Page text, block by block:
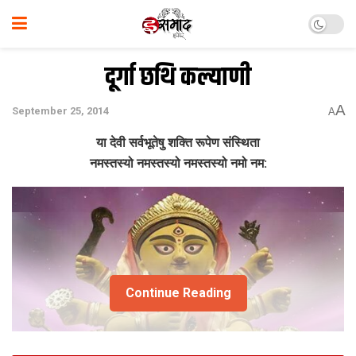
दूर्गा छथि कल्याणी
September 25, 2014 AA
या देवी सर्वभूतेषु शक्ति रूपेण संस्थिता
नमस्‍तस्‍यो नमस्‍तस्‍यो नमस्‍तस्‍यो नमो नम:
Continue Reading